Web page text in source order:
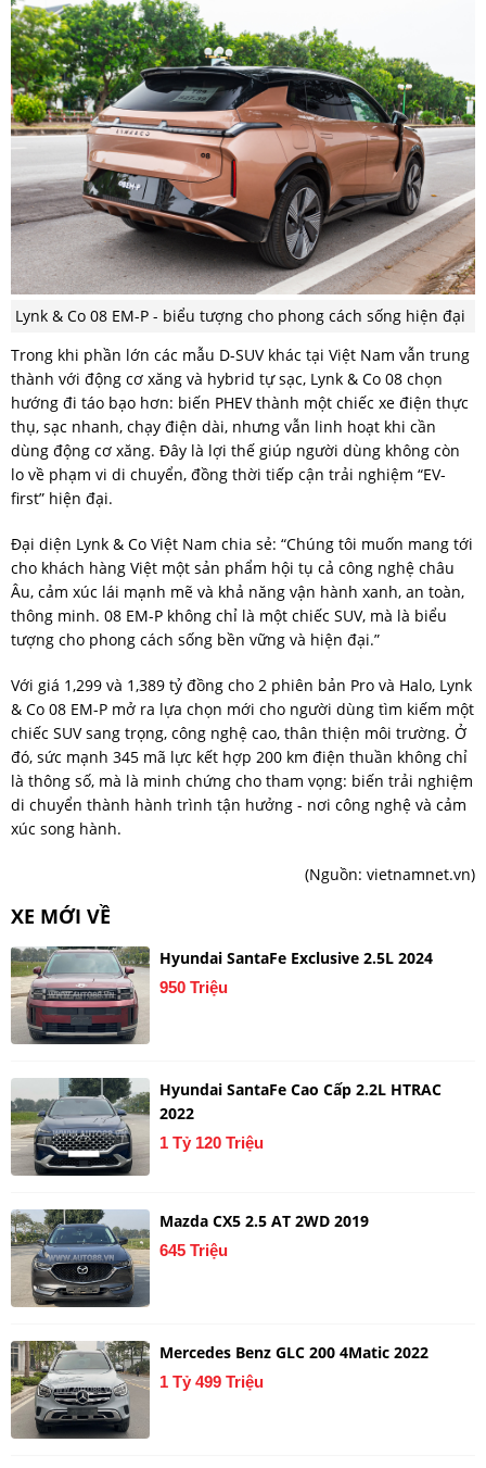
Lynk & Co 08 EM-P - biểu tượng cho phong cách sống hiện đại
Trong khi phần lớn các mẫu D-SUV khác tại Việt Nam vẫn trung
thành với động cơ xăng và hybrid tự sạc, Lynk & Co 08 chọn
hướng đi táo bạo hơn: biến PHEV thành một chiếc xe điện thực
thụ, sạc nhanh, chạy điện dài, nhưng vẫn linh hoạt khi cần
dùng động cơ xăng. Đây là lợi thế giúp người dùng không còn
lo về phạm vi di chuyển, đồng thời tiếp cận trải nghiệm “EV-
first” hiện đại.
Đại diện Lynk & Co Việt Nam chia sẻ: “Chúng tôi muốn mang tới
cho khách hàng Việt một sản phẩm hội tụ cả công nghệ châu
Âu, cảm xúc lái mạnh mẽ và khả năng vận hành xanh, an toàn,
thông minh. 08 EM-P không chỉ là một chiếc SUV, mà là biểu
tượng cho phong cách sống bền vững và hiện đại.”
Với giá 1,299 và 1,389 tỷ đồng cho 2 phiên bản Pro và Halo, Lynk
& Co 08 EM-P mở ra lựa chọn mới cho người dùng tìm kiếm một
chiếc SUV sang trọng, công nghệ cao, thân thiện môi trường. Ở
đó, sức mạnh 345 mã lực kết hợp 200 km điện thuần không chỉ
là thông số, mà là minh chứng cho tham vọng: biến trải nghiệm
di chuyển thành hành trình tận hưởng - nơi công nghệ và cảm
xúc song hành.
(Nguồn: vietnamnet.vn)
XE MỚI VỀ
Hyundai SantaFe Exclusive 2.5L 2024
950 Triệu
Hyundai SantaFe Cao Cấp 2.2L HTRAC
2022
1 Tỷ 120 Triệu
Mazda CX5 2.5 AT 2WD 2019
645 Triệu
Mercedes Benz GLC 200 4Matic 2022
1 Tỷ 499 Triệu